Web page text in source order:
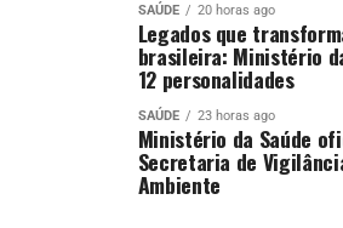
SAÚDE 20 horas ago
Legados que
brasileira: Ministério
12 personalidades
SAÚDE 23 horas ago
Ministério da Saúde
Secretaria de
Ambiente